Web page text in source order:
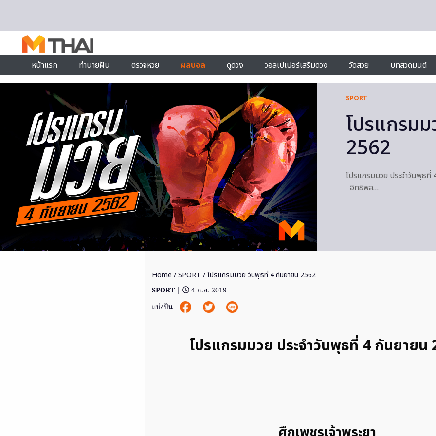
หน้าแรก ทำนายฝัน ตรวจหวย ผลบอล ดูดวง วอลเปเปอร์เสริมดวง วัดสวย บทสวดมนต์
SPORT
โปรแกรม
2562
โปรแกรมมวย ประจำวันพุธ
อิทธิพล…
Home /SPORT / โปรแกรมมวย วันพุธที่ 4 กันยายน 2562
SPORT |
4 ก.ย. 2019
แบ่งปัน
โปรแกรมมวย ประจำวันพุธที่ 4 กันยายน